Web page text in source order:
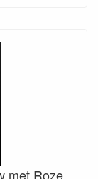
met Roze